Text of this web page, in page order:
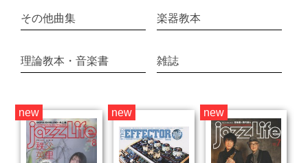
その他曲集 楽器教本
理論教本・音楽書 雑誌
new new new